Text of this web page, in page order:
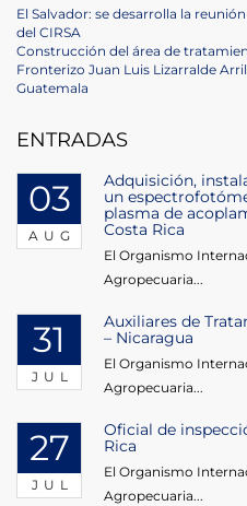
Post
navigation
Previous
Post
El Salvador: se desarrolla la
del CIRSA
Next
Post
Construcción del área de
Fronterizo Juan Luis Lizarralde
Guatemala
ENTRADAS
03
AUG
Adquisición,
un
plasma de
Costa Rica
El Organismo
Agropecuaria...
31
JUL
Auxiliares de
– Nicaragua
El Organismo
Agropecuaria...
27
JUL
Oficial de
Rica
El Organismo
Agropecuaria...